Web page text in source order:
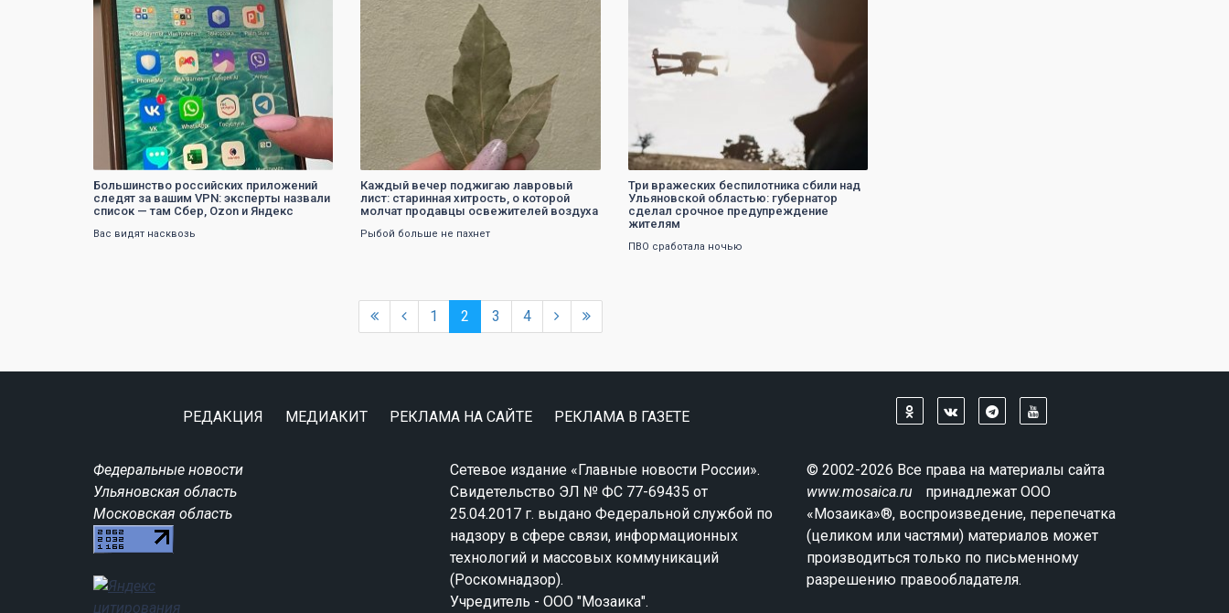
0
Большинство российских приложений
следят за вашим VPN: эксперты назвали
список — там Сбер, Ozon и Яндекс
Вас видят насквозь
Каждый вечер поджигаю лавровый
лист: старинная хитрость, о которой
молчат продавцы освежителей воздуха
Рыбой больше не пахнет
Три вражеских беспилотника сбили над
Ульяновской областью: губернатор
сделал срочное предупреждение
жителям
ПВО сработала ночью
1 2 3 4
РЕДАКЦИЯ МЕДИАКИТ РЕКЛАМА НА САЙТЕ РЕКЛАМА В ГАЗЕТЕ
Федеральные новости
Ульяновская область
Московская область
Сетевое издание «Главные новости России».
Свидетельство ЭЛ № ФС 77-69435 от
25.04.2017 г. выдано Федеральной службой по
надзору в сфере связи, информационных
технологий и массовых коммуникаций
(Роскомнадзор).
Учредитель - ООО "Мозаика".
© 2002-2026 Все права на материалы сайта
www.mosaica.ru
принадлежат ООО
«Мозаика»®, воспроизведение, перепечатка
(целиком или частями) материалов может
производиться только по письменному
разрешению правообладателя.